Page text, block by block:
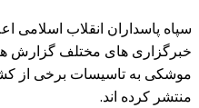
سپاه پاسداران انقلاب
خبرگزاری های مختلف گزارش
موشکی به تاسیسات برخی از
منتشر کرده اند.